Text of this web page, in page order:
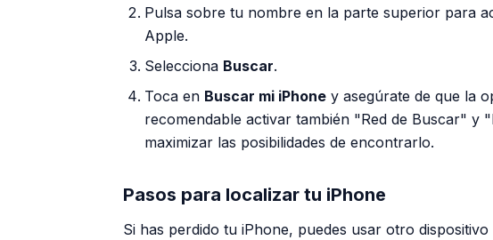
Pulsa sobre tu nombre en la parte superior para
Apple.
Selecciona Buscar.
Toca en Buscar mi iPhone y asegúrate de que la
recomendable activar también "Red de Buscar" y
maximizar las posibilidades de encontrarlo.
Pasos para localizar tu iPhone
Si has perdido tu iPhone, puedes usar otro